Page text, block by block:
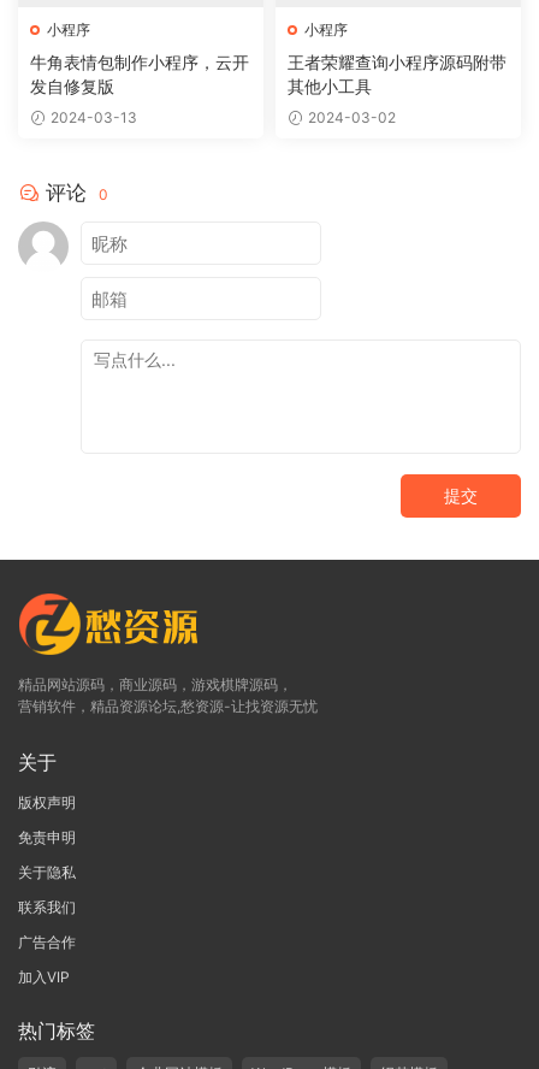
小程序
牛角表情包制作小程序，云开
发自修复版
2024-03-13
小程序
王者荣耀查询小程序源码附带
其他小工具
2024-03-02
评论 0
提交
精品网站源码，商业源码，游戏棋牌源码，
营销软件，精品资源论坛,愁资源-让找资源无忧
关于
版权声明
免责申明
关于隐私
联系我们
广告合作
加入VIP
热门标签